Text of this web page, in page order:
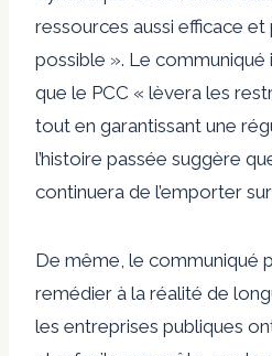
ressources aussi efficace
possible ». Le communiqué
que le PCC « lèvera les
tout en garantissant une
l’histoire passée suggère
continuera de l’emporter
De même, le communiqué
remédier à la réalité de
les entreprises publiques